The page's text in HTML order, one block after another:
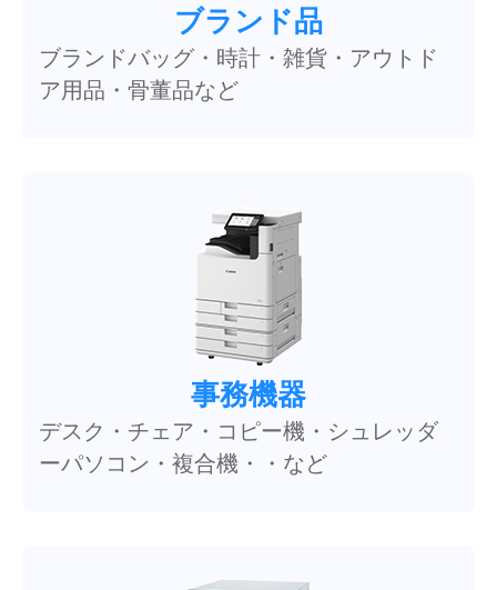
ブランド品
ブランドバッグ・時計・雑貨・アウトド
ア用品・骨董品など
事務機器
デスク・チェア・コピー機・シュレッダ
ーパソコン・複合機・・など